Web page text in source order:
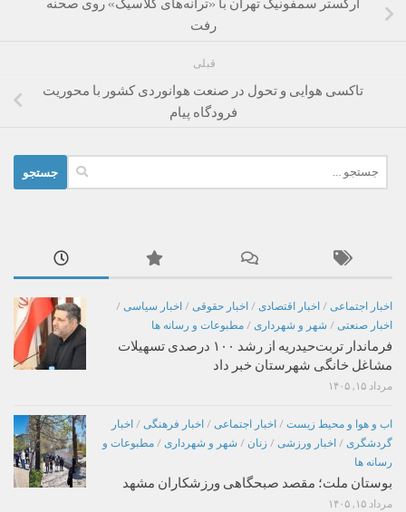
ارکستر سمفونیک تهران با «ترانه‌های کلاسیک» روی صحنه
رفت
قبلی
تاکسی هوایی و تحول در صنعت هوانوردی کشور با محوریت
فرودگاه پیام
برای:
اخبار اجتماعی / اخبار اقتصادی / اخبار حقوقی / اخبار سیاسی /
اخبار صنعتی / شهر و شهرداری / مطبوعات و رسانه ها
فرماندار تربت‌حیدریه از رشد ۱۰۰ درصدی تسهیلات
مشاغل خانگی شهرستان خبر داد
مرداد ۱۵, ۱۴۰۵
اب و هوا و محیط زیست / اخبار اجتماعی / اخبار فرهنگی / اخبار
گردشگری / اخبار ورزشی / زنان / شهر و شهرداری / مطبوعات و
رسانه ها
بوستان ملت؛ مقصد صبحگاهی ورزشکاران مشهد
مرداد ۱۵, ۱۴۰۵